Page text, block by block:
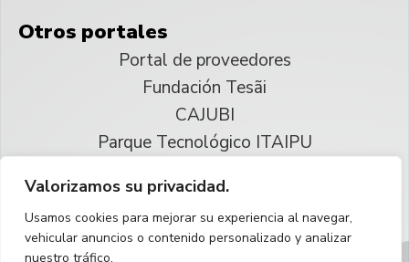
Valorizamos su privacidad.
Usamos cookies para mejorar su experiencia al navegar,
vehicular anuncios o contenido personalizado y analizar
nuestro tráfico.
Otros portales
Portal de proveedores
Fundación Tesãi
CAJUBI
Parque Tecnológico ITAIPU
Reservados todos los derechos